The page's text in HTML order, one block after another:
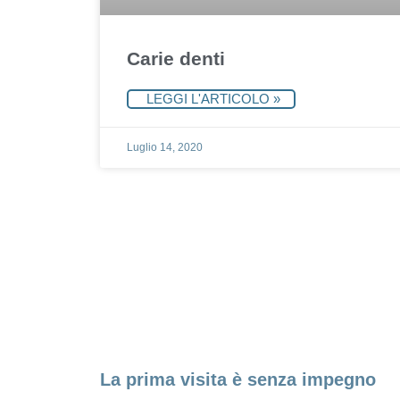
Carie denti
LEGGI L'ARTICOLO »
Luglio 14, 2020
La prima visita è senza impegno